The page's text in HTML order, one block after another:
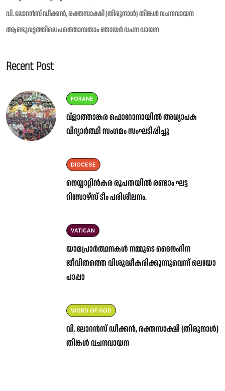
വി. ലോറൻസ് ഡീക്കൻ, രക്തസാക്ഷി (തിരുനാൾ) തിങ്കൾ വചനവായന
ആണ്ടുവട്ടത്തിലെ പത്തൊമ്പതാം ഞായർ വചന വായന
Recent Post
FORANE
വ്ളാത്താങ്കര ഫൊറോനായിൽ അധ്യാപക
വിദ്യാർത്ഥി സംഗമം സംഘടിപ്പിച്ചു
DIOCESE
നെയ്യാറ്റിൻകര രൂപതയിൽ രണ്ടാം ഘട്ട
റിസോഴ്സ് ടീം പരിശീലനം.
VATICAN
യാമപ്രാർത്ഥനകൾ നമ്മുടെ ദൈനംദിന
ജീവിതത്തെ വിശുദ്ധീകരിക്കുന്നുവെന്ന് ലെയോ
പാപ്പാ
WORD OF GOD
വി. ലോറൻസ് ഡീക്കൻ, രക്തസാക്ഷി (തിരുനാൾ)
തിങ്കൾ വചനവായന